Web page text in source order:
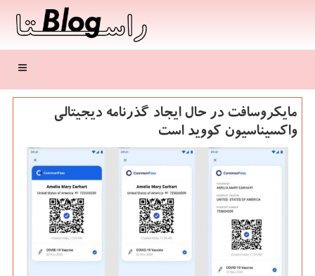
منو
مایكروسافت در حال ایجاد گذرنامه دیجیتالی
واكسیناسیون كووید است